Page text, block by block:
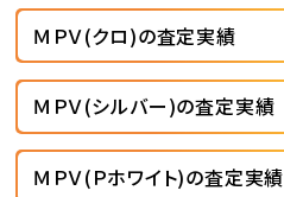
ＭＰＶ(クロ)の査定実績
ＭＰＶ(シルバー)の査定実績
ＭＰＶ(Ｐホワイト)の査定実績